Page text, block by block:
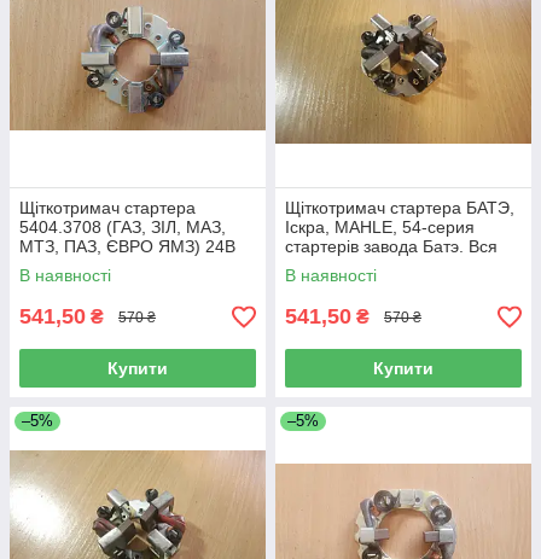
Щіткотримач стартера
5404.3708 (ГАЗ, ЗІЛ, МАЗ,
МТЗ, ПАЗ, ЄВРО ЯМЗ) 24В
В наявності
541,50 ₴ 570 ₴
Купити
Щіткотримач стартера БАТЭ,
Iскра, MAHLE, 54-серия
стартерів завода Батэ. Вся
серія стартерів AZF 24V AZF-
4581.AZF-4554. (Beand)
В наявності
541,50 ₴ 570 ₴
Купити
–5% –5%